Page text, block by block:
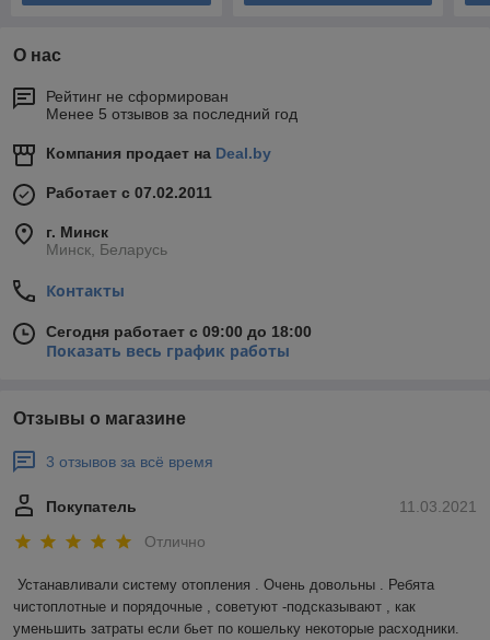
О нас
Рейтинг не сформирован
Менее 5 отзывов за последний год
Компания продает на Deal.by
Работает с 07.02.2011
г. Минск
Минск, Беларусь
Контакты
Сегодня работает с 09:00 до 18:00
Показать весь график работы
Отзывы о магазине
3 отзывов за всё время
11.03.2021
Покупатель
Отлично
Устанавливали систему отопления . Очень довольны . Ребята
чистоплотные и порядочные , советуют -подсказывают , как
уменьшить затраты если бьет по кошельку некоторые расходники.